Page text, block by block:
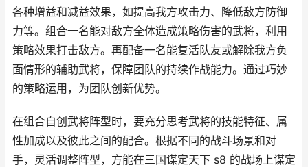
各种增益和减益效果，如提高我方攻击力、降低敌方防御
力等。组合一名能对敌方全体造成策略伤害的武将，利用
策略效果打击敌方。再配备一名能复活队友或解除我方负
面情形的辅助武将，保障团队的持续作战能力。通过巧妙
的策略运用，为团队创新优势。
在组合自创武将阵型时，要充分思考武将的技能特征、属
性加成以及彼此之间的配合。根据不同的战斗场景和对
手，灵活调整阵型，方能在三国谋定天下 s8 的战场上谋定